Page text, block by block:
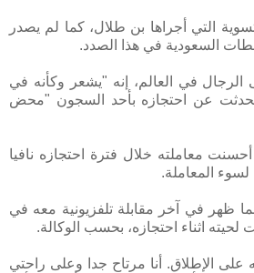
التي أجراها بن طلال، كما لم يصدر
السعودية في هذا الصدد.
في العالم، إنه "يشعر وكأنه في
تحدثت عن احتجازه بأحد السجون "محض
معاملته خلال فترة احتجازه نافيا
المعاملة.
مما ظهر في آخر مقابلة تلفزيونية معه في
لحيته اثناء احتجازه، بحسب الوكالة.
الإطلاق. أنا مرتاح جدا وعلى راحتي